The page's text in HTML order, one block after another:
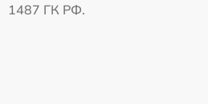
1487 ГК РФ.